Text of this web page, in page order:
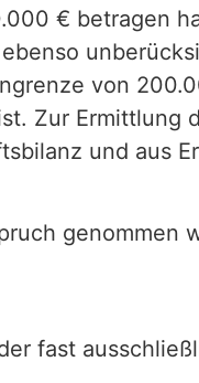
€ betragen
von
Zur Ermittlung
und aus
genommen
fast